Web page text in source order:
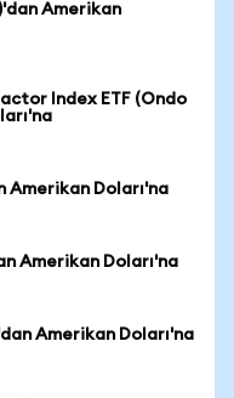
Amerikan
Index ETF (Ondo
Amerikan Doları'na
Amerikan Doları'na
Amerikan Doları'na